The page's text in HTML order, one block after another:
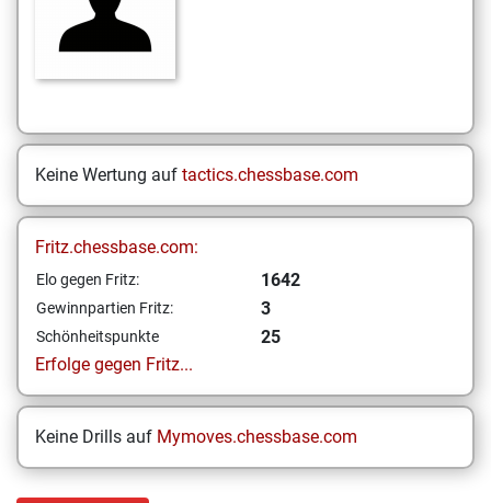
Keine Wertung auf tactics.chessbase.com
Fritz.chessbase.com:
Elo gegen Fritz: 1642
Gewinnpartien Fritz: 3
Schönheitspunkte
25
Erfolge gegen Fritz...
Keine Drills auf Mymoves.chessbase.com